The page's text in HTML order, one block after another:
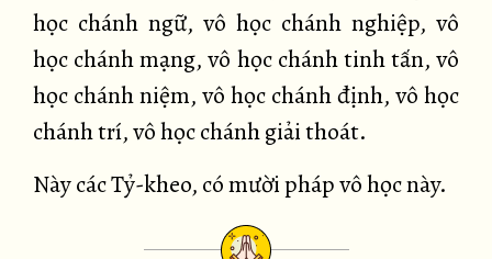
học chánh ngữ, vô học chánh nghiệp, vô
học chánh mạng, vô học chánh tinh tấn, vô
học chánh niệm, vô học chánh định, vô học
chánh trí, vô học chánh giải thoát.
Này các Tỷ-kheo, có mười pháp vô học này.